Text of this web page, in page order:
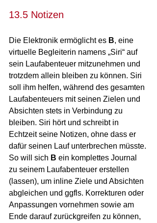
13.5 Notizen
Die Elektronik ermöglicht es B, eine
virtuelle Begleiterin namens „Siri“ auf
sein Laufabenteuer mitzunehmen und
trotzdem allein bleiben zu können. Siri
soll ihm helfen, während des gesamten
Laufabenteuers mit seinen Zielen und
Absichten stets in Verbindung zu
bleiben. Siri hört und schreibt in
Echtzeit seine Notizen, ohne dass er
dafür seinen Lauf unterbrechen müsste.
So will sich B ein komplettes Journal
zu seinem Laufabenteuer erstellen
(lassen), um inline Ziele und Absichten
abgleichen und ggfls. Korrekturen oder
Anpassungen vornehmen sowie am
Ende darauf zurückgreifen zu können,